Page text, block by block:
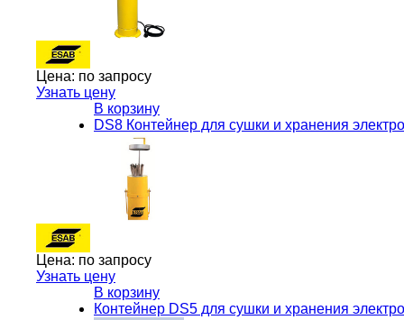
Цена: по запросу
Узнать цену
В корзину
DS8 Контейнер для сушки и хранения
Цена: по запросу
Узнать цену
В корзину
Контейнер DS5 для сушки и хранения